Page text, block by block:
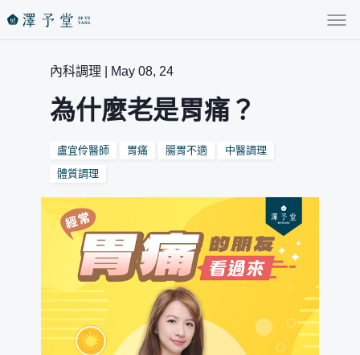
內科調理 | May 08, 24
為什麼老是胃痛？
盧宜伶醫師 胃痛 腸胃不適
中醫調理
體質調理